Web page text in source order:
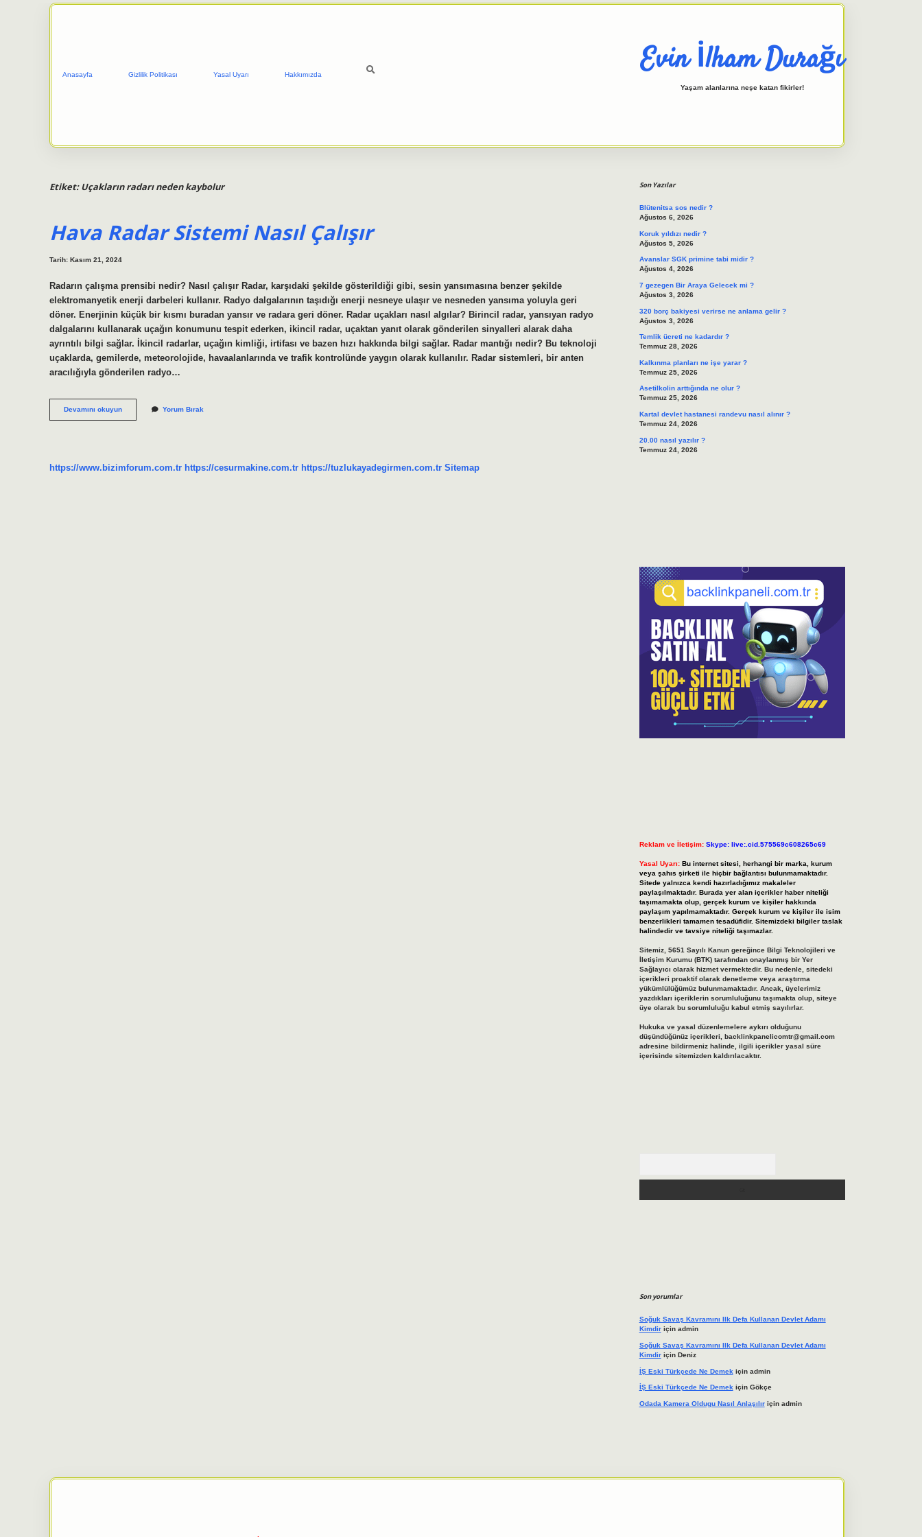
Anasayfa Gizlilik Politikası Yasal Uyarı Hakkımızda Evin İlham Durağı
Yaşam alanlarına neşe katan fikirler!
Etiket:Uçakların radarı neden kaybolur
Hava Radar Sistemi Nasıl Çalışır
Tarih: Kasım 21, 2024
Radarın çalışma prensibi nedir? Nasıl çalışır Radar, karşıdaki şekilde gösterildiği gibi, sesin yansımasına benzer şekilde
elektromanyetik enerji darbeleri kullanır. Radyo dalgalarının taşıdığı enerji nesneye ulaşır ve nesneden yansıma yoluyla geri
döner. Enerjinin küçük bir kısmı buradan yansır ve radara geri döner. Radar uçakları nasıl algılar? Birincil radar, yansıyan radyo
dalgalarını kullanarak uçağın konumunu tespit ederken, ikincil radar, uçaktan yanıt olarak gönderilen sinyalleri alarak daha
ayrıntılı bilgi sağlar. İkincil radarlar, uçağın kimliği, irtifası ve bazen hızı hakkında bilgi sağlar. Radar mantığı nedir? Bu teknoloji
uçaklarda, gemilerde, meteorolojide, havaalanlarında ve trafik kontrolünde yaygın olarak kullanılır. Radar sistemleri, bir anten
aracılığıyla gönderilen radyo…
Devamını okuyunHava
Radar
Yorum Bırak
https://www.bizimforum.com.tr https://cesurmakine.com.tr https://tuzlukayadegirmen.com.tr Sitemap
Son Yazılar
Blütenitsa sos nedir ?
Ağustos 6, 2026
Koruk yıldızı nedir ?
Ağustos 5, 2026
Avanslar SGK primine tabi midir ?
Ağustos 4, 2026
7 gezegen Bir Araya Gelecek mi ?
Ağustos 3, 2026
320 borç bakiyesi verirse ne anlama gelir ?
Ağustos 3, 2026
Temlik ücreti ne kadardır ?
Temmuz 28, 2026
Kalkınma planları ne işe yarar ?
Temmuz 25, 2026
Asetilkolin arttığında ne olur ?
Temmuz 25, 2026
Kartal devlet hastanesi randevu nasıl alınır ?
Temmuz 24, 2026
20.00 nasıl yazılır ?
Temmuz 24, 2026
Reklam ve İletişim: Skype: live:.cid.575569c608265c69
Yasal Uyarı: Bu internet sitesi, herhangi bir marka, kurum
veya şahıs şirketi ile hiçbir bağlantısı bulunmamaktadır.
Sitede yalnızca kendi hazırladığımız makaleler
paylaşılmaktadır. Burada yer alan içerikler haber niteliği
taşımamakta olup, gerçek kurum ve kişiler hakkında
paylaşım yapılmamaktadır. Gerçek kurum ve kişiler ile isim
benzerlikleri tamamen tesadüfidir. Sitemizdeki bilgiler taslak
halindedir ve tavsiye niteliği taşımazlar.
Sitemiz, 5651 Sayılı Kanun gereğince Bilgi Teknolojileri ve
İletişim Kurumu (BTK) tarafından onaylanmış bir Yer
Sağlayıcı olarak hizmet vermektedir. Bu nedenle, sitedeki
içerikleri proaktif olarak denetleme veya araştırma
yükümlülüğümüz bulunmamaktadır. Ancak, üyelerimiz
yazdıkları içeriklerin sorumluluğunu taşımakta olup, siteye
üye olarak bu sorumluluğu kabul etmiş sayılırlar.
Hukuka ve yasal düzenlemelere aykırı olduğunu
düşündüğünüz içerikleri, backlinkpanelicomtr@gmail.com
adresine bildirmeniz halinde, ilgili içerikler yasal süre
içerisinde sitemizden kaldırılacaktır.
Son yorumlar
Soğuk Savaş Kavramını Ilk Defa Kullanan Devlet Adamı
Kimdiriçin admin
Soğuk Savaş Kavramını Ilk Defa Kullanan Devlet Adamı
Kimdiriçin Deniz
İŞ Eski Türkçede Ne Demek için admin
İŞ Eski Türkçede Ne Demek için Gökçe
Odada Kamera Oldugu Nasıl Anlaşılıriçin admin